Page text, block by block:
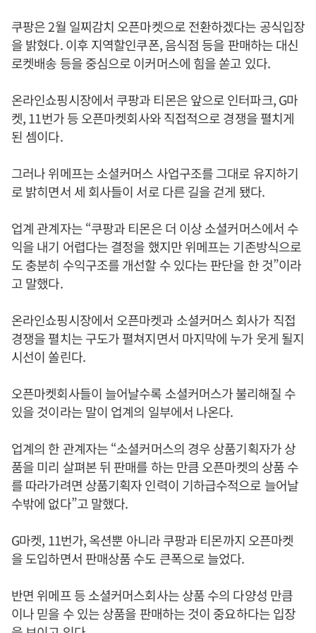
쿠팡은 2월 일찌감치 오픈마켓으로 전환하겠다는 공식입장
을 밝혔다. 이후 지역할인쿠폰, 음식점 등을 판매하는 대신
로켓배송 등을 중심으로 이커머스에 힘을 쏟고 있다.
온라인쇼핑시장에서 쿠팡과 티몬은 앞으로 인터파크, G마
켓, 11번가 등 오픈마켓회사와 직접적으로 경쟁을 펼치게
된 셈이다.
그러나 위메프는 소셜커머스 사업구조를 그대로 유지하기
로 밝히면서 세 회사들이 서로 다른 길을 걷게 됐다.
업계 관계자는 “쿠팡과 티몬은 더 이상 소셜커머스에서 수
익을 내기 어렵다는 결정을 했지만 위메프는 기존방식으로
도 충분히 수익구조를 개선할 수 있다는 판단을 한 것”이라
고 말했다.
온라인쇼핑시장에서 오픈마켓과 소셜커머스 회사가 직접
경쟁을 펼치는 구도가 펼쳐지면서 마지막에 누가 웃게 될지
시선이 쏠린다.
오픈마켓회사들이 늘어날수록 소셜커머스가 불리해질 수
있을 것이라는 말이 업계의 일부에서 나온다.
업계의 한 관계자는 “소셜커머스의 경우 상품기획자가 상
품을 미리 살펴본 뒤 판매를 하는 만큼 오픈마켓의 상품 수
를 따라가려면 상품기획자 인력이 기하급수적으로 늘어날
수밖에 없다”고 말했다.
G마켓, 11번가, 옥션뿐 아니라 쿠팡과 티몬까지 오픈마켓
을 도입하면서 판매상품 수도 큰폭으로 늘었다.
반면 위메프 등 소셜커머스회사는 상품 수의 다양성 만큼
이나 믿을 수 있는 상품을 판매하는 것이 중요하다는 입장